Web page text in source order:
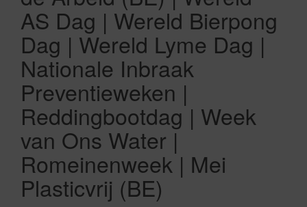
AS Dag | Wereld Bierpong
Dag | Wereld Lyme Dag |
Nationale Inbraak
Preventieweken |
Reddingbootdag | Week
van Ons Water |
Romeinenweek | Mei
Plasticvrij (BE)